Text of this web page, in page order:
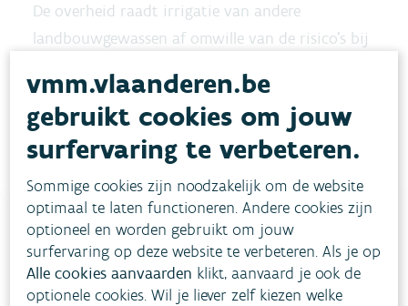
De overheid raadt irrigatie van andere
landbouwgewassen af omwille van de risico's bij
de toxines fytotoxisch zijn, waardoor de plant
ziek wordt of de groei afremt.
Heb je vragen?
vmm.vlaanderen.be
gebruikt cookies om jouw
surfervaring te verbeteren.
Sommige cookies zijn noodzakelijk om de website
optimaal te laten functioneren. Andere cookies zijn
optioneel en worden gebruikt om jouw
surfervaring op deze website te verbeteren. Als je op
Alle cookies aanvaarden klikt, aanvaard je ook de
optionele cookies. Wil je liever zelf kiezen welke